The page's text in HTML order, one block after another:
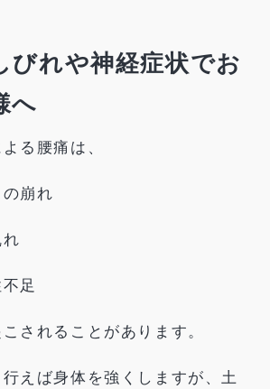
びれや神経症状でお
へ
る腰痛は、
の崩れ
れ
足
されることがあります。
えば身体を強くしますが、土